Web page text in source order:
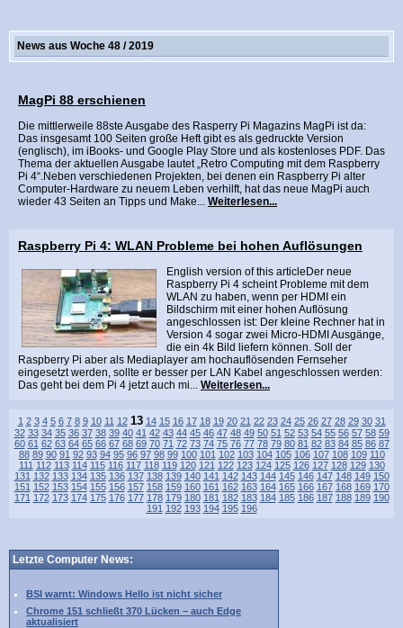
News aus Woche 48 / 2019
MagPi 88 erschienen
Die mittlerweile 88ste Ausgabe des Rasperry Pi Magazins MagPi ist da:
Das insgesamt 100 Seiten große Heft gibt es als gedruckte Version
(englisch), im iBooks- und Google Play Store und als kostenloses PDF. Das
Thema der aktuellen Ausgabe lautet „Retro Computing mit dem Raspberry
Pi 4“.Neben verschiedenen Projekten, bei denen ein Raspberry Pi alter
Computer-Hardware zu neuem Leben verhilft, hat das neue MagPi auch
wieder 43 Seiten an Tipps und Make... Weiterlesen...
Raspberry Pi 4: WLAN Probleme bei hohen Auflösungen
English version of this articleDer neue
Raspberry Pi 4 scheint Probleme mit dem
WLAN zu haben, wenn per HDMI ein
Bildschirm mit einer hohen Auflösung
angeschlossen ist: Der kleine Rechner hat in
Version 4 sogar zwei Micro-HDMI Ausgänge,
die ein 4k Bild liefern können. Soll der
Raspberry Pi aber als Mediaplayer am hochauflösenden Fernseher
eingesetzt werden, sollte er besser per LAN Kabel angeschlossen werden:
Das geht bei dem Pi 4 jetzt auch mi... Weiterlesen...
1 2 3 4 5 6 7 8 9 10 11 12 13 14 15 16 17 18 19 20 21 22 23 24 25 26 27 28 29 30 31
32 33 34 35 36 37 38 39 40 41 42 43 44 45 46 47 48 49 50 51 52 53 54 55 56 57 58 59
60 61 62 63 64 65 66 67 68 69 70 71 72 73 74 75 76 77 78 79 80 81 82 83 84 85 86 87
88 89 90 91 92 93 94 95 96 97 98 99 100 101 102 103 104 105 106 107 108 109 110
111 112 113 114 115 116 117 118 119 120 121 122 123 124 125 126 127 128 129 130
131 132 133 134 135 136 137 138 139 140 141 142 143 144 145 146 147 148 149 150
151 152 153 154 155 156 157 158 159 160 161 162 163 164 165 166 167 168 169 170
171 172 173 174 175 176 177 178 179 180 181 182 183 184 185 186 187 188 189 190
191 192 193 194 195 196
Letzte Computer News:
BSI warnt: Windows Hello ist nicht sicher
Chrome 151 schließt 370 Lücken – auch Edge
aktualisiert